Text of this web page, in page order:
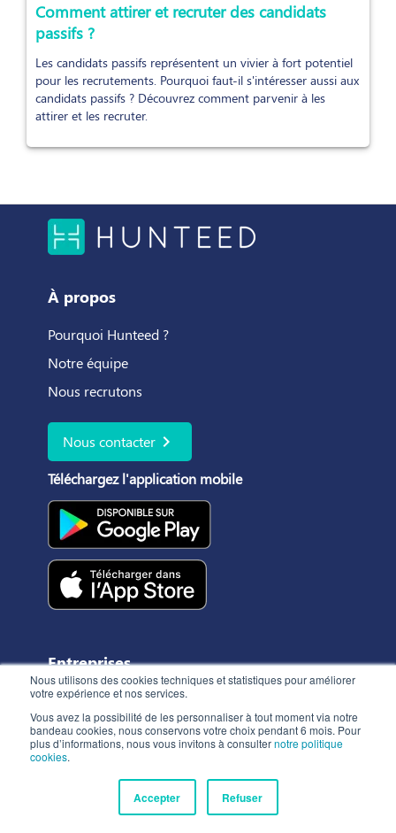
Nous utilisons des cookies techniques et statistiques pour améliorer
votre expérience et nos services.
Vous avez la possibilité de les personnaliser à tout moment via notre
bandeau cookies, nous conservons votre choix pendant 6 mois. Pour
plus d’informations, nous vous invitons à consulternotre politique
cookies.
Accepter Refuser
Comment attirer et recruter des candidats
passifs ?
Les candidats passifs représentent un vivier à fort potentiel
pour les recrutements. Pourquoi faut-il s'intéresser aussi aux
candidats passifs ? Découvrez comment parvenir à les
attirer et les recruter.
À propos
Pourquoi Hunteed ?
Notre équipe
Nous recrutons
Nous contacter chevron_right
Téléchargez l'application mobile
Entreprises
Comment ça marche ?
Tarifs
Diffuser une annonce
Consultants en recrutements